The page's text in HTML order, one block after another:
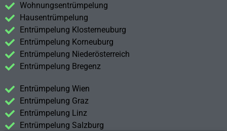
Wohnungsentrümpelung
Hausentrümpelung
Entrümpelung Klosterneuburg
Entrümpelung Korneuburg
Entrümpelung Niederösterreich
Entrümpelung Bregenz
Entrümpelung Wien
Entrümpelung Graz
Entrümpelung Linz
Entrümpelung Salzburg